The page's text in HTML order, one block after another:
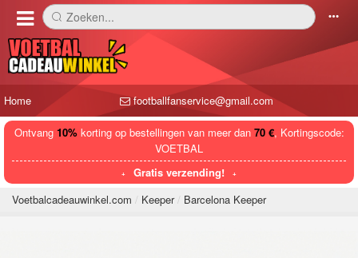
󰅼 Zoeken... 󰄒
Home footballfanservice@gmail.com
Ontvang 10%korting op bestellingen van meer dan 70 €, Kortingscode:
VOETBAL
Gratis verzending!
Voetbalcadeauwinkel.com
Keeper Barcelona Keeper